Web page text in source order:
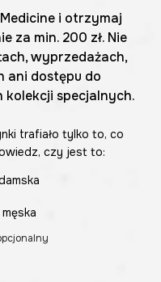
i otrzymaj
za min. 200 zł. Nie
wyprzedażach,
ani dostępu do
specjalnych.
trafiało tylko to, co
czy jest to: